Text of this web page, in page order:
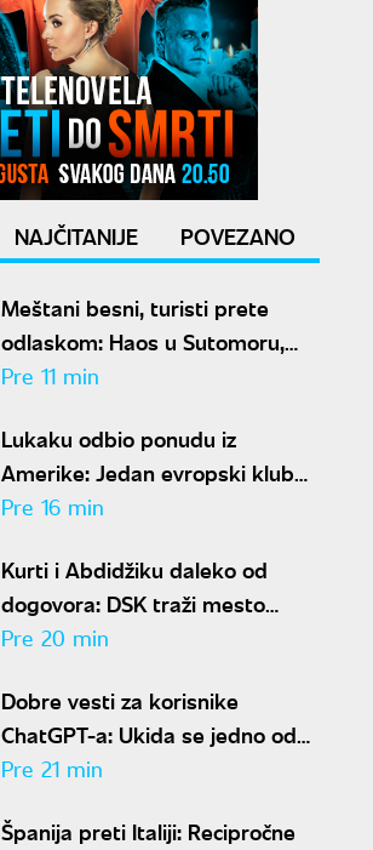
NAJČITANIJE POVEZANO
Meštani besni, turisti prete
odlaskom: Haos u Sutomoru,
samo par sati dnevno imaju
Pre 11 min
Lukaku odbio ponudu iz
Amerike: Jedan evropski klub
ozbiljno zagrizao
Pre 16 min
Kurti i Abdidžiku daleko od
dogovora: DSK traži mesto
predsednika privremenih
Pre 20 min
Dobre vesti za korisnike
ChatGPT-a: Ukida se jedno od
najvećih ograničenja
Pre 21 min
Španija preti Italiji: Recipročne